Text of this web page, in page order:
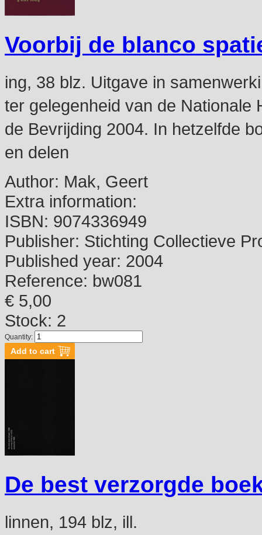
Voorbij de blanco
ing, 38 blz. Uitgave in
ter gelegenheid van de Nationale
de Bevrijding 2004. In hetzelfde
en delen
Author: Mak, Geert
Extra information:
ISBN: 9074336949
Publisher: Stichting Collectieve
Published year: 2004
Reference: bw081
€ 5,00
Stock: 2
Quantity:
De best verzorgde
linnen, 194 blz, ill.